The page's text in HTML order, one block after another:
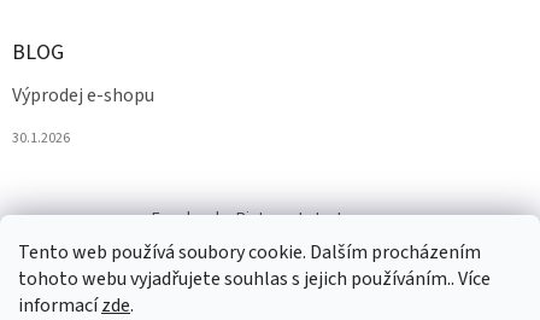
Tento web používá soubory cookie. Dalším procházením
tohoto webu vyjadřujete souhlas s jejich používáním.. Více
informacízde.
BLOG
Výprodej e-shopu
30.1.2026
Facebook Pinterest Instagram